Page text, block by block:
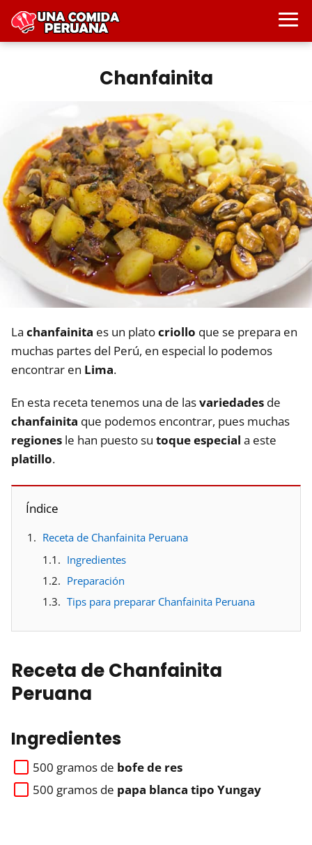
Chanfainita
La chanfainita es un platocriollo que se prepara en
muchas partes del Perú, en especial lo podemos
encontrar en Lima.
En esta receta tenemos una de lasvariedades de
chanfainita que podemos encontrar, pues muchas
regiones le han puesto su toque especial a este
platillo.
Índice
Receta de Chanfainita Peruana
Ingredientes
Preparación
Tips para preparar Chanfainita Peruana
Receta de Chanfainita
Peruana
Ingredientes
500 gramos de bofe de res
500 gramos de papa blanca tipo Yungay